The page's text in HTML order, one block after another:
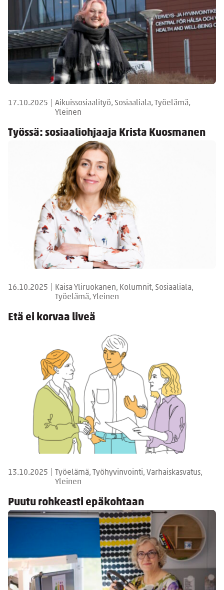
17.10.2025
Aikuissosiaalityö, Sosiaaliala, Työelämä,
Yleinen
Työssä: sosiaaliohjaaja Krista Kuosmanen
16.10.2025
Kaisa Yliruokanen, Kolumnit, Sosiaaliala,
Työelämä, Yleinen
Etä ei korvaa liveä
13.10.2025
Työelämä, Työhyvinvointi, Varhaiskasvatus,
Yleinen
Puutu rohkeasti epäkohtaan